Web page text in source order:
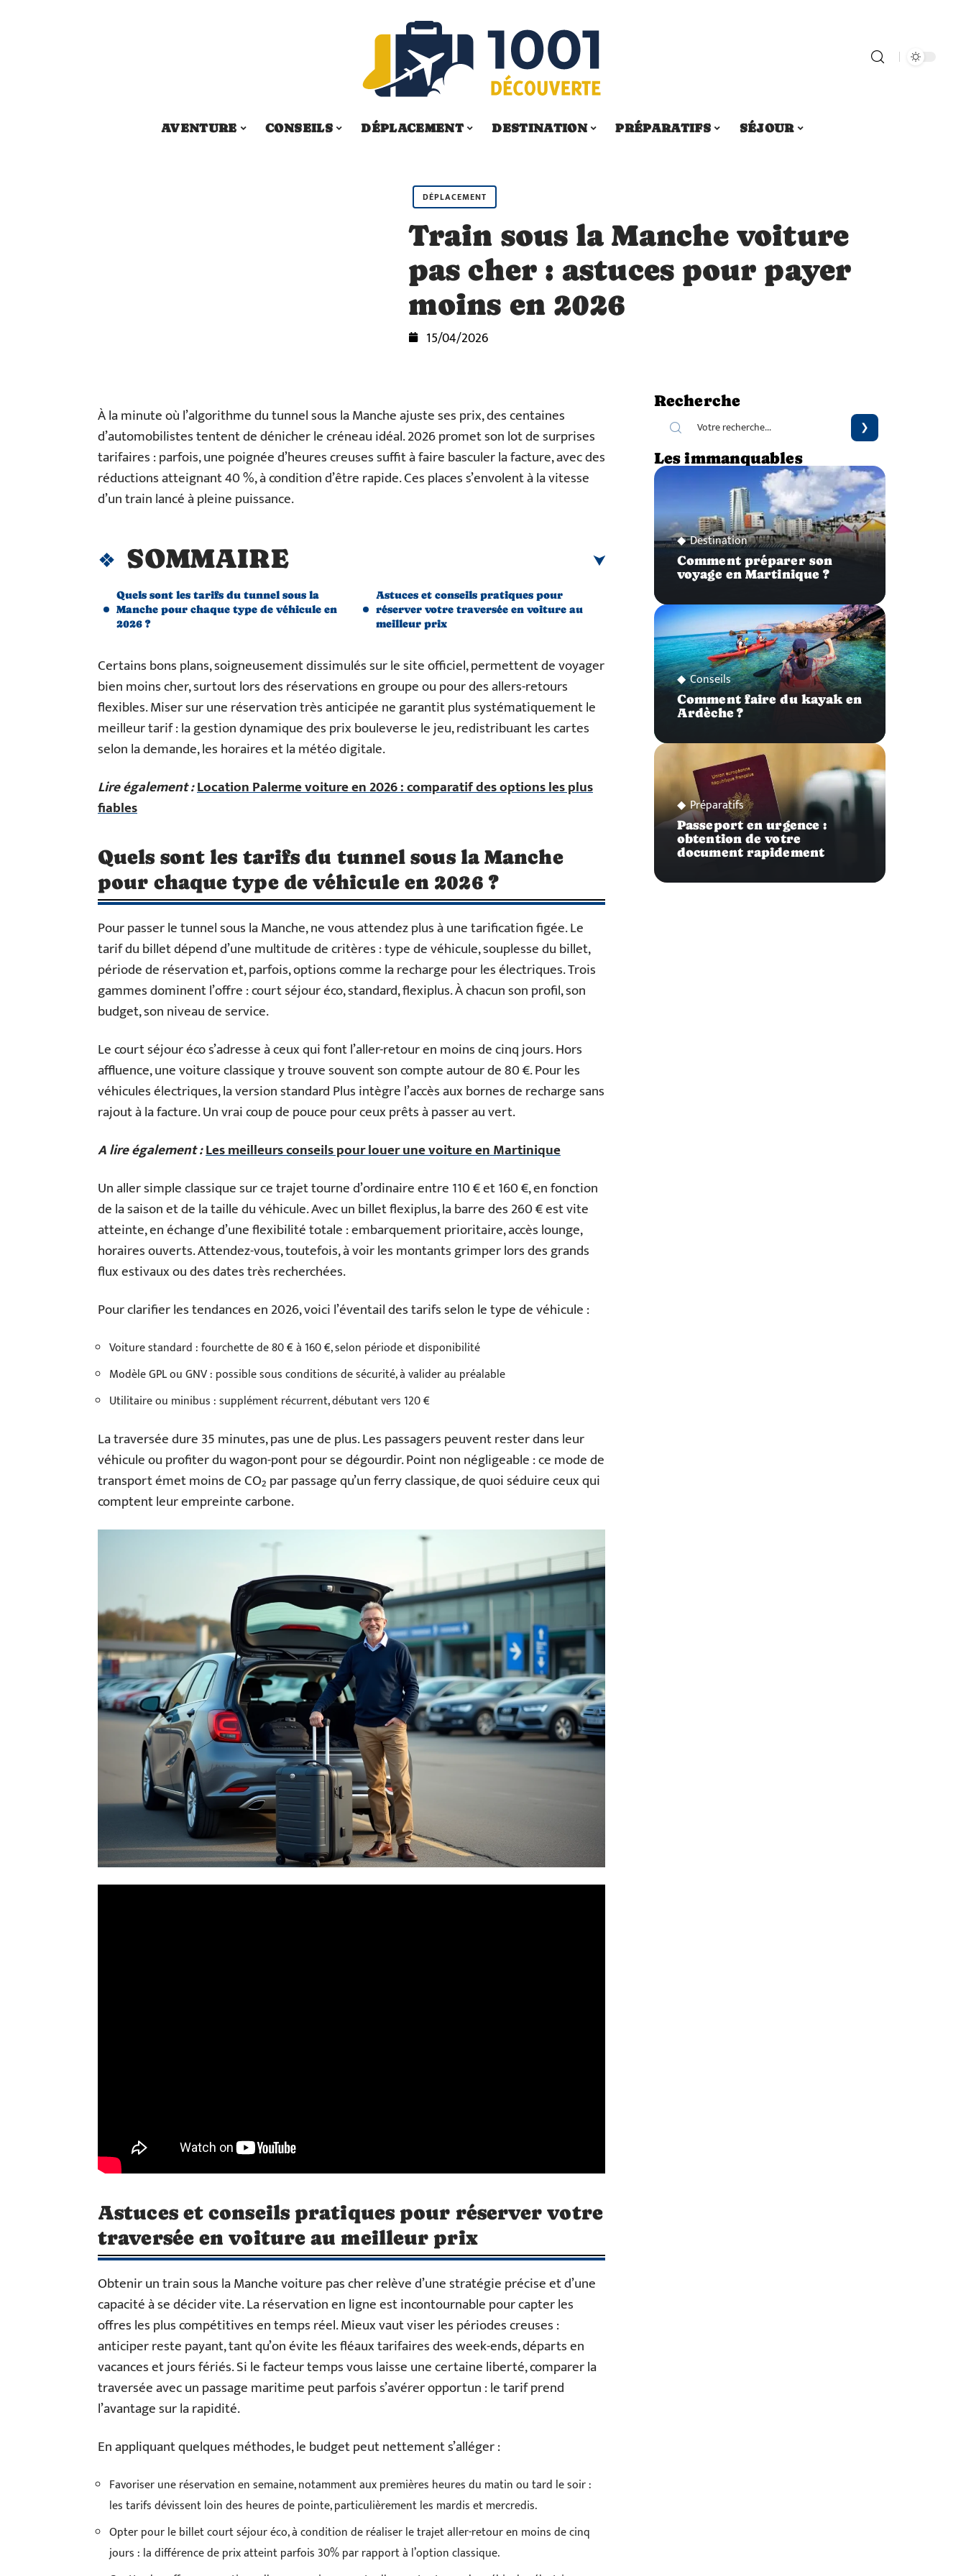
AVENTURE CONSEILS DÉPLACEMENT DESTINATION PRÉPARATIFS SÉJOUR
DÉPLACEMENT
Train sous la Manche voiture
pas cher : astuces pour payer
moins en 2026
15/04/2026
À la minute où l’algorithme du tunnel sous la Manche ajuste ses prix, des centaines
d’automobilistes tentent de dénicher le créneau idéal. 2026 promet son lot de surprises
tarifaires : parfois, une poignée d’heures creuses suffit à faire basculer la facture, avec des
réductions atteignant 40 %, à condition d’être rapide. Ces places s’envolent à la vitesse
d’un train lancé à pleine puissance.
SOMMAIRE
Quels sont les tarifs du tunnel sous la
Manche pour chaque type de véhicule en
2026 ?
Astuces et conseils pratiques pour
réserver votre traversée en voiture au
meilleur prix
Certains bons plans, soigneusement dissimulés sur le site officiel, permettent de voyager
bien moins cher, surtout lors des réservations en groupe ou pour des allers-retours
flexibles. Miser sur une réservation très anticipée ne garantit plus systématiquement le
meilleur tarif : la gestion dynamique des prix bouleverse le jeu, redistribuant les cartes
selon la demande, les horaires et la météo digitale.
Lire également :Location Palerme voiture en 2026 : comparatif des options les plus
fiables
Quels sont les tarifs du tunnel sous la Manche
pour chaque type de véhicule en 2026 ?
Pour passer le tunnel sous la Manche, ne vous attendez plus à une tarification figée. Le
tarif du billet dépend d’une multitude de critères : type de véhicule, souplesse du billet,
période de réservation et, parfois, options comme la recharge pour les électriques. Trois
gammes dominent l’offre : court séjour éco, standard, flexiplus. À chacun son profil, son
budget, son niveau de service.
Le court séjour éco s’adresse à ceux qui font l’aller-retour en moins de cinq jours. Hors
affluence, une voiture classique y trouve souvent son compte autour de 80 €. Pour les
véhicules électriques, la version standard Plus intègre l’accès aux bornes de recharge sans
rajout à la facture. Un vrai coup de pouce pour ceux prêts à passer au vert.
A lire également :Les meilleurs conseils pour louer une voiture en Martinique
Un aller simple classique sur ce trajet tourne d’ordinaire entre 110 € et 160 €, en fonction
de la saison et de la taille du véhicule. Avec un billet flexiplus, la barre des 260 € est vite
atteinte, en échange d’une flexibilité totale : embarquement prioritaire, accès lounge,
horaires ouverts. Attendez-vous, toutefois, à voir les montants grimper lors des grands
flux estivaux ou des dates très recherchées.
Pour clarifier les tendances en 2026, voici l’éventail des tarifs selon le type de véhicule :
Voiture standard : fourchette de 80 € à 160 €, selon période et disponibilité
Modèle GPL ou GNV : possible sous conditions de sécurité, à valider au préalable
Utilitaire ou minibus : supplément récurrent, débutant vers 120 €
La traversée dure 35 minutes, pas une de plus. Les passagers peuvent rester dans leur
véhicule ou profiter du wagon-pont pour se dégourdir. Point non négligeable : ce mode de
transport émet moins de CO₂ par passage qu’un ferry classique, de quoi séduire ceux qui
comptent leur empreinte carbone.
Astuces et conseils pratiques pour réserver votre
traversée en voiture au meilleur prix
Obtenir un train sous la Manche voiture pas cher relève d’une stratégie précise et d’une
capacité à se décider vite. La réservation en ligne est incontournable pour capter les
offres les plus compétitives en temps réel. Mieux vaut viser les périodes creuses :
anticiper reste payant, tant qu’on évite les fléaux tarifaires des week-ends, départs en
vacances et jours fériés. Si le facteur temps vous laisse une certaine liberté, comparer la
traversée avec un passage maritime peut parfois s’avérer opportun : le tarif prend
l’avantage sur la rapidité.
En appliquant quelques méthodes, le budget peut nettement s’alléger :
Favoriser une réservation en semaine, notamment aux premières heures du matin ou tard le soir :
les tarifs dévissent loin des heures de pointe, particulièrement les mardis et mercredis.
Opter pour le billet court séjour éco, à condition de réaliser le trajet aller-retour en moins de cinq
jours : la différence de prix atteint parfois 30% par rapport à l’option classique.
Recherche
Les immanquables
Destination
Comment préparer son
voyage en Martinique ?
Conseils
Comment faire du kayak en
Ardèche ?
Préparatifs
Passeport en urgence :
obtention de votre
document rapidement